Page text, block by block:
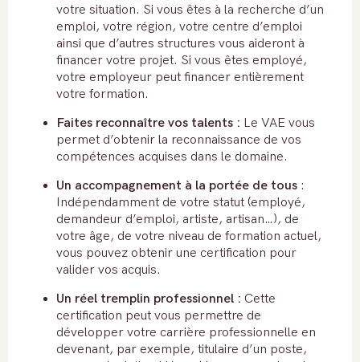
votre situation. Si vous êtes à la recherche d’un
emploi, votre région, votre centre d’emploi
ainsi que d’autres structures vous aideront à
financer votre projet. Si vous êtes employé,
votre employeur peut financer entièrement
votre formation.
Faites reconnaître vos talents : Le VAE vous
permet d’obtenir la reconnaissance de vos
compétences acquises dans le domaine.
Un accompagnement à la portée de tous :
Indépendamment de votre statut (employé,
demandeur d’emploi, artiste, artisan…), de
votre âge, de votre niveau de formation actuel,
vous pouvez obtenir une certification pour
valider vos acquis.
Un réel tremplin professionnel : Cette
certification peut vous permettre de
développer votre carrière professionnelle en
devenant, par exemple, titulaire d’un poste,